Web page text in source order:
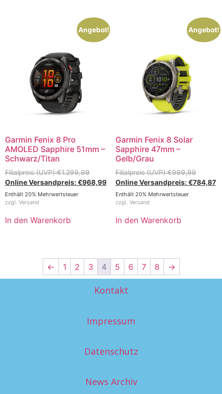
Angebot!
Garmin Fenix 8 Pro
AMOLED Sapphire 51mm –
Schwarz/Titan
€1.299,99
€968,99
Enthält 20% Mehrwertsteuer
zzgl. Versand
In den Warenkorb
Angebot!
Garmin Fenix 8 Solar
Sapphire 47mm –
Gelb/Grau
€999,99
€784,87
Enthält 20% Mehrwertsteuer
zzgl. Versand
In den Warenkorb
← 1 2 3 4 5 6 7 8 →
Kontakt
Impressum
Datenschutz
News Archiv